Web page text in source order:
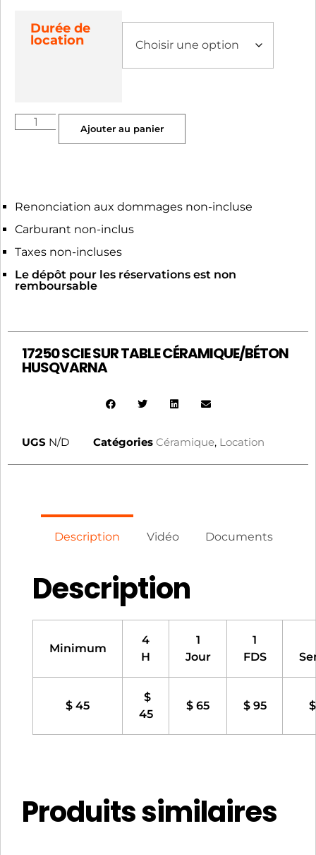
Durée de
location
Ajouter au panier
Renonciation aux dommages non-incluse
Carburant non-inclus
Taxes non-incluses
Le dépôt pour les réservations est non
remboursable
17250 SCIE SUR TABLE CÉRAMIQUE/BÉTON
HUSQVARNA
UGS N/D Catégories Céramique, Location
Description Vidéo Documents
Description
Minimum
4
H
1
Jour
1
FDS
$ 45
$
45
$ 65 $ 95
Produits similaires